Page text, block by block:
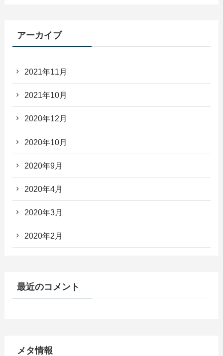
アーカイブ
2021年11月
2021年10月
2020年12月
2020年10月
2020年9月
2020年4月
2020年3月
2020年2月
最近のコメント
メタ情報